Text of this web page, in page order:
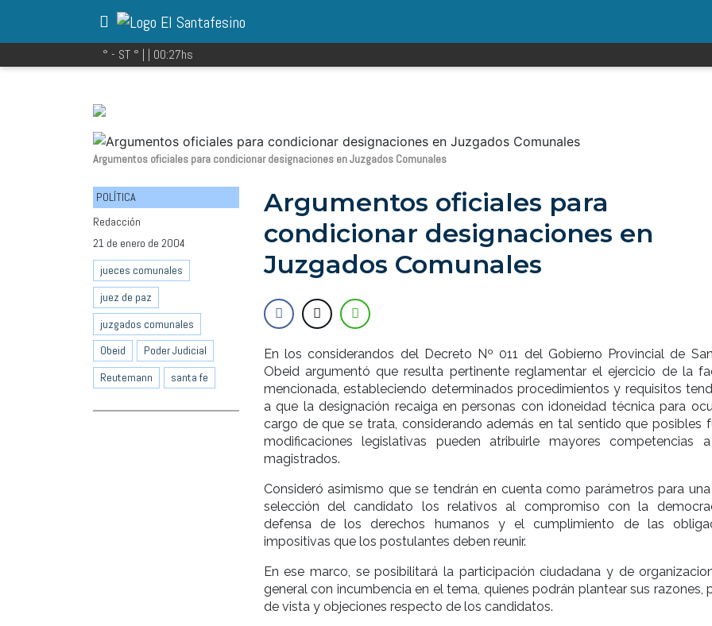
° - ST ° | | 00:27hs
Argumentos oficiales para condicionar designaciones en Juzgados Comunales
POLÍTICA
Redacción
21 de enero de 2004
jueces comunales
juez de paz
juzgados comunales
Obeid
Poder Judicial
Reutemann
santa fe
Argumentos oficiales para
condicionar designaciones en
Juzgados Comunales
En los considerandos del Decreto Nº 011 del Gobierno Provincial de
Obeid argumentó que resulta pertinente reglamentar el ejercicio de la
mencionada, estableciendo determinados procedimientos y requisitos
a que la designación recaiga en personas con idoneidad técnica para
cargo de que se trata, considerando además en tal sentido que posibles
modificaciones legislativas pueden atribuirle mayores competencias
magistrados.
Consideró asimismo que se tendrán en cuenta como parámetros para
selección del candidato los relativos al compromiso con la
defensa de los derechos humanos y el cumplimiento de las
impositivas que los postulantes deben reunir.
En ese marco, se posibilitará la participación ciudadana y de
general con incumbencia en el tema, quienes podrán plantear sus razones,
de vista y objeciones respecto de los candidatos.